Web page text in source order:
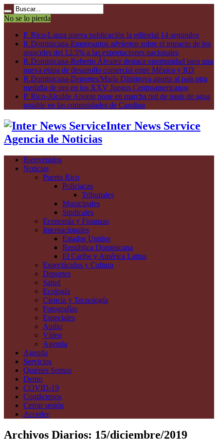
No se lo pierda
P. Rico-Lanza nueva publicación la editorial 14 segundos
R.Dominicana-Empresarios advierten sobre el impacto de los
aranceles del 12.5% a las exportaciones nacionales
R.Dominicana-Roberto Álvarez destaca oportunidad para una
nueva etapa de desarrollo comercial entre México y RD
R.Dominicana-Deportes/María Dimitrova aporta al país otra
medalla de oro en los XXV Juegos Centroamericanos
P. Rico-Alcalde Aponte pone en marcha red de oasis de agua
potable en las comunidades de Carolina
Inter News Service
Agencia de Noticias
Bienvenidos
Noticias
Puerto Rico
Policiacas
Tribunales
Municipales
Sindicales
Economía y Finanzas
Internacionales
Estados Unidos
República Dominicana
El Caribe y América Latina
Espectáculos y Cultura
Deportes
Salud
Ecología
Ciencia y Tecnología
Fotografías
Especiales
Audio
Vídeo
Agenda
Agenda
Servicios
Quiénes Somos
Demo
COVID-19
Contáctenos
Cerrar sesión
Acceder
Archivos Diarios: 15/diciembre/2019